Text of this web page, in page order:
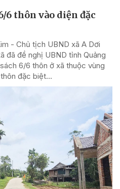
6 thôn vào diện đặc
- Chủ tịch UBND xã A Dơi
đã đề nghị UBND tỉnh Quảng
6/6 thôn ở xã thuộc vùng
đặc biệt...